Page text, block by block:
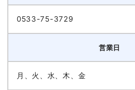
0533-75-3729
営業日
月、火、水、木、金